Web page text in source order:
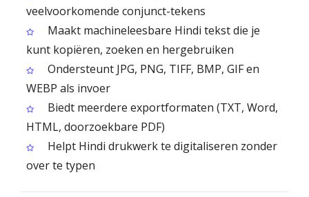
veelvoorkomende conjunct-tekens
Maakt machineleesbare Hindi tekst die je
kunt kopiëren, zoeken en hergebruiken
Ondersteunt JPG, PNG, TIFF, BMP, GIF en
WEBP als invoer
Biedt meerdere exportformaten (TXT, Word,
HTML, doorzoekbare PDF)
Helpt Hindi drukwerk te digitaliseren zonder
over te typen